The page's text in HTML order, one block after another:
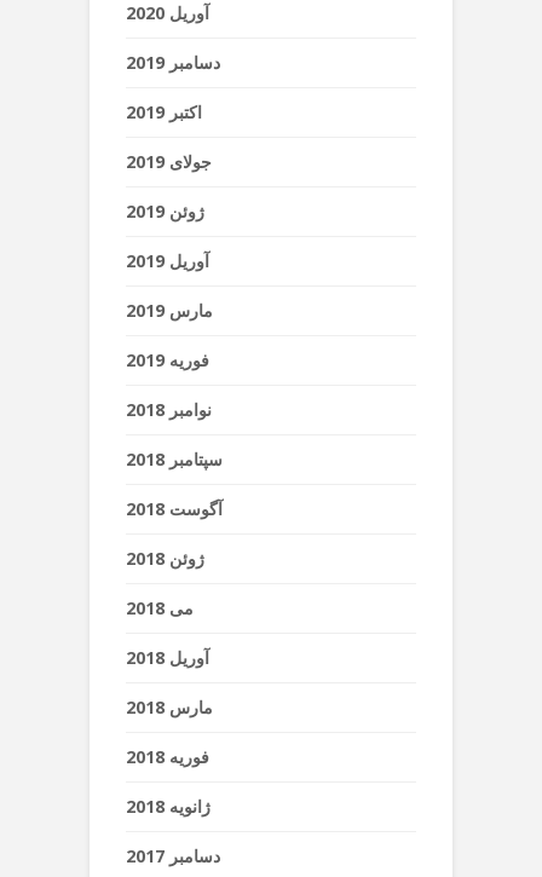
آوریل 2020
دسامبر 2019
اکتبر 2019
جولای 2019
ژوئن 2019
آوریل 2019
مارس 2019
فوریه 2019
نوامبر 2018
سپتامبر 2018
آگوست 2018
ژوئن 2018
می 2018
آوریل 2018
مارس 2018
فوریه 2018
ژانویه 2018
دسامبر 2017